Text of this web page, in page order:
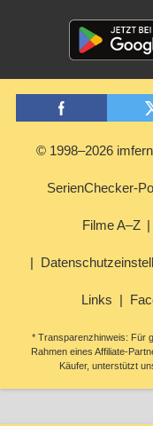
© 1998–2026
SerienChecker-
Filme A–Z
Links
* Transparenzhinweis: Für
Rahmen eines Affiliate-
Käufer, unterstützt